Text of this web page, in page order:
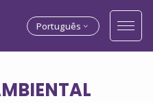
Português